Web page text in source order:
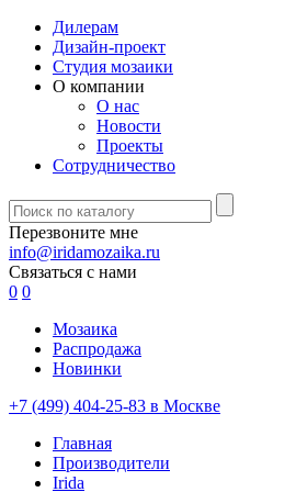
Дилерам
Дизайн-проект
Студия мозаики
О компании
О нас
Новости
Проекты
Сотрудничество
Перезвоните мне
info@iridamozaika.ru
Связаться с нами
0 0
Мозаика
Распродажа
Новинки
+7 (499) 404-25-83 в Москве
Главная
Производители
Irida